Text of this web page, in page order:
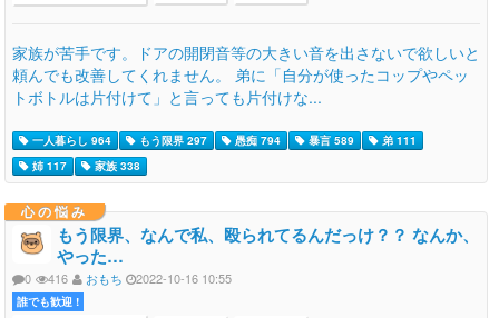
家族が苦手です。ドアの開閉音等の大きい音を出さないで欲しいと
頼んでも改善してくれません。 弟に「自分が使ったコップやペッ
トボトルは片付けて」と言っても片付けな...
一人暮らし 964 もう限界 297 愚痴 794 暴言 589
弟 111
姉 117
家族 338
心の悩み
もう限界、なんで私、殴られてるんだっけ？？ なんか、
やった…
0 416 おもち 2022-10-16 10:55
誰でも歓迎 !